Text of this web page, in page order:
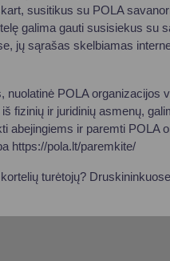
susitikus su POLA
galima gauti susisiekus su
jų sąrašas skelbiamas
nuolatinė POLA organizacijos
fizinių ir juridinių asmenų,
abejingiems ir paremti POLA
https://pola.lt/paremkite/
turėtojų?